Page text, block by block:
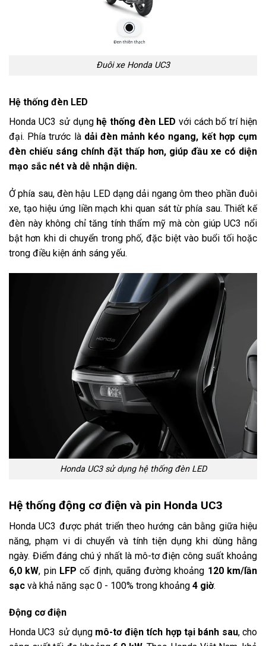
Đuôi xe Honda UC3
Hệ thống đèn LED
Honda UC3 sử dụng hệ thống đèn LED với cách bố trí hiện
đại. Phía trước là dải đèn mảnh kéo ngang, kết hợp cụm
đèn chiếu sáng chính đặt thấp hơn, giúp đầu xe có diện
mạo sắc nét và dễ nhận diện.
Ở phía sau, đèn hậu LED dạng dải ngang ôm theo phần đuôi
xe, tạo hiệu ứng liền mạch khi quan sát từ phía sau. Thiết kế
đèn này không chỉ tăng tính thẩm mỹ mà còn giúp UC3 nổi
bật hơn khi di chuyển trong phố, đặc biệt vào buổi tối hoặc
trong điều kiện ánh sáng yếu.
Honda UC3 sử dụng hệ thống đèn LED
Hệ thống động cơ điện và pin Honda UC3
Honda UC3 được phát triển theo hướng cân bằng giữa hiệu
năng, phạm vi di chuyển và tính tiện dụng khi dùng hằng
ngày. Điểm đáng chú ý nhất là mô-tơ điện công suất khoảng
6,0 kW, pin LFP cố định, quãng đường khoảng 120 km/lần
sạc và khả năng sạc 0 - 100% trong khoảng 4 giờ.
Động cơ điện
Honda UC3 sử dụng mô-tơ điện tích hợp tại bánh sau, cho